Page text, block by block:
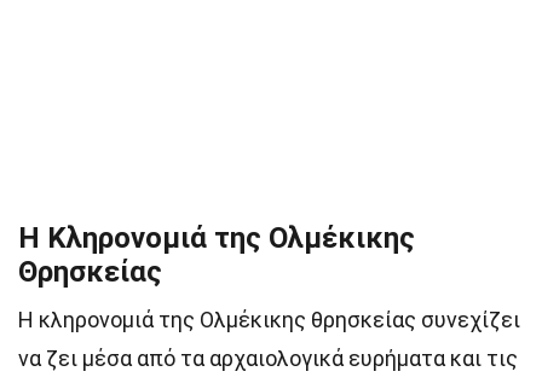
Η Κληρονομιά της Ολμέκικης
Θρησκείας
Η κληρονομιά της Ολμέκικης θρησκείας συνεχίζει
να ζει μέσα από τα αρχαιολογικά ευρήματα και τις